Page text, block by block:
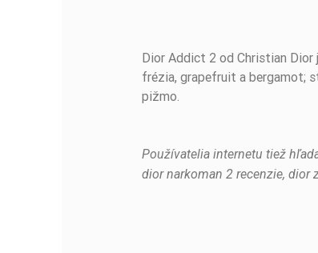
Dior Addict 2 od Christian Dior
frézia, grapefruit a bergamot;
pižmo.
Používatelia internetu tiež
dior narkoman 2 recenzie, dior
BUĎTE PRVÝ, KTO NAPÍŠE